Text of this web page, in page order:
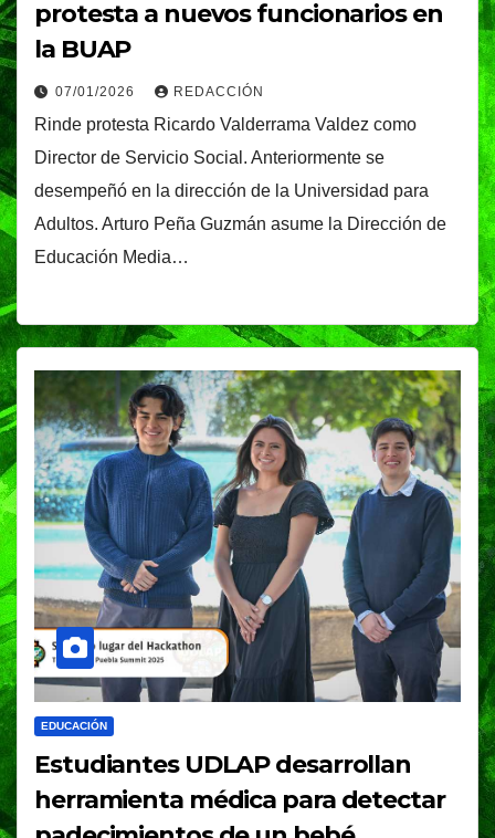
protesta a nuevos funcionarios en
la BUAP
07/01/2026 REDACCIÓN
Rinde protesta Ricardo Valderrama Valdez como
Director de Servicio Social. Anteriormente se
desempeñó en la dirección de la Universidad para
Adultos. Arturo Peña Guzmán asume la Dirección de
Educación Media…
EDUCACIÓN
Estudiantes UDLAP desarrollan
herramienta médica para detectar